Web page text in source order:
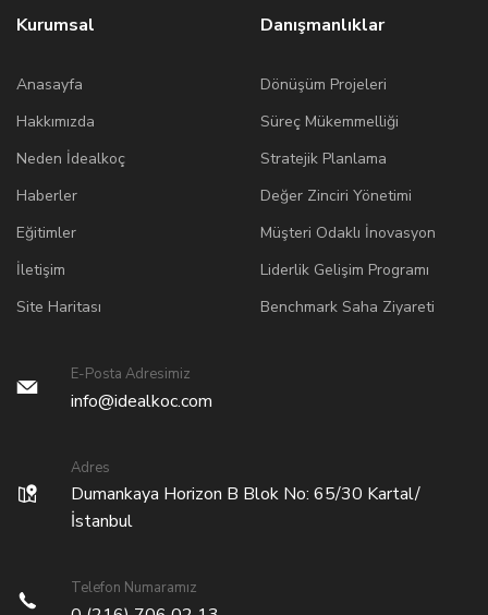
Kurumsal
Anasayfa
Hakkımızda
Neden İdealkoç
Haberler
Eğitimler
İletişim
Site Haritası
Danışmanlıklar
Dönüşüm Projeleri
Süreç Mükemmelliği
Stratejik Planlama
Değer Zinciri Yönetimi
Müşteri Odaklı İnovasyon
Liderlik Gelişim Programı
Benchmark Saha Ziyareti
E-Posta Adresimiz
info@idealkoc.com
Adres
Dumankaya Horizon B Blok No: 65/30 Kartal/
İstanbul
Telefon Numaramız